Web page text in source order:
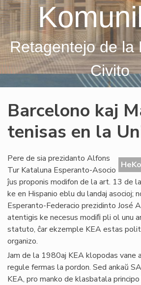
Retagentejo de la
Civito
Barcelono kaj
tenisas en la
Pere de sia prezidanto Alfons
Tur Kataluna Esperanto-Asocio
ĵus proponis modifon de la art. 13 de
ke en Hispanio eblu du landaj asocioj;
Esperanto-Federacio prezidinto José
atentigis ke necesus modiﬁ pli ol unu
statuto, ĉar ekzemple KEA estas
organizo.
Jam de la 1980aj KEA klopodas vane
regule fermas la pordon. Sed ankaŭ
KEA, pro manko de klasbatala